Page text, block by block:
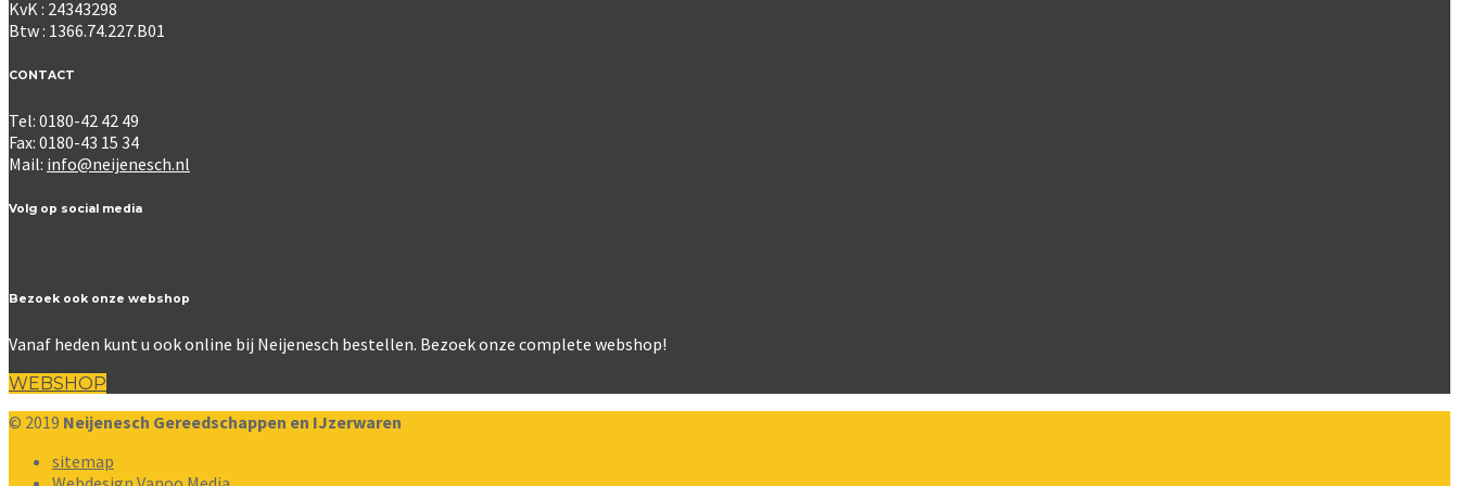
KvK : 24343298
Btw : 1366.74.227.B01
CONTACT
Tel: 0180-42 42 49
Fax: 0180-43 15 34
Mail: info@neijenesch.nl
Volg op social media
Bezoek ook onze webshop
Vanaf heden kunt u ook online bij Neijenesch bestellen. Bezoek onze complete webshop!
WEBSHOP
© 2019 Neijenesch Gereedschappen en IJzerwaren
sitemap